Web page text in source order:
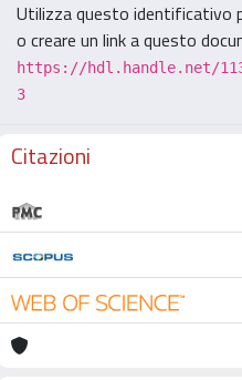
Utilizza questo identificativo
o creare un link a questo
https://hdl.handle.net/
3
Citazioni